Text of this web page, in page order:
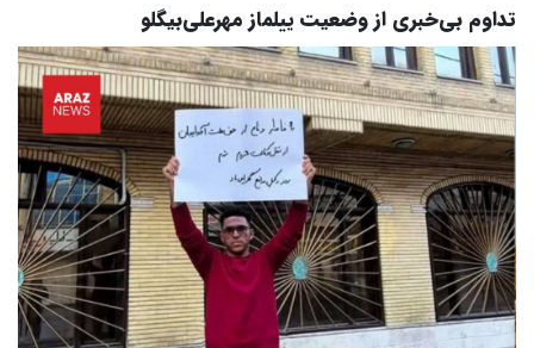
تداوم بی‌خبری از وضعیت ییلماز مهرعلی‌بیگلو